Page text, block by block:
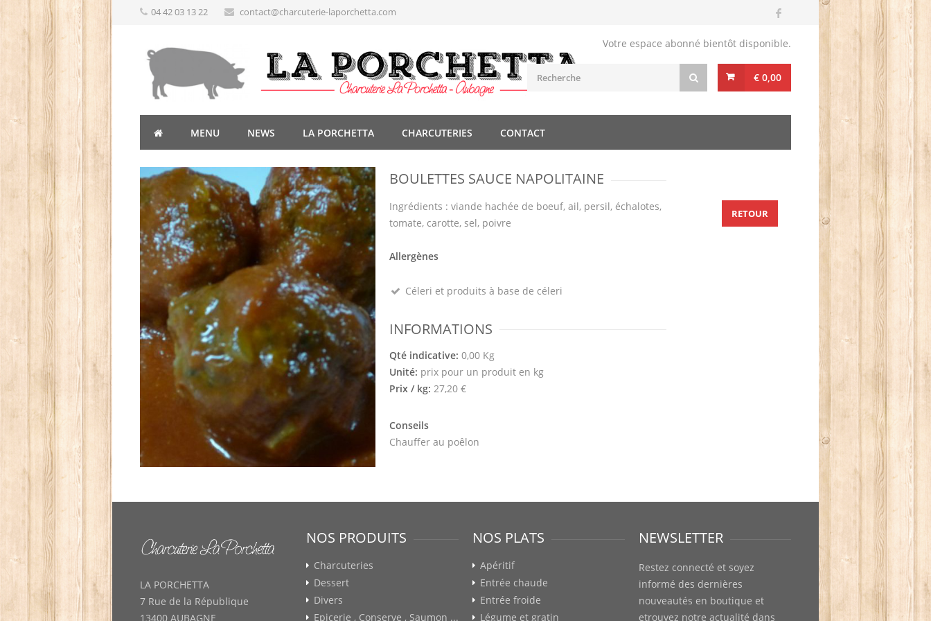
04 42 03 13 22 contact@charcuterie-laporchetta.com
Votre espace abonné bientôt disponible.
€ 0,00
MENU NEWS LA PORCHETTA CHARCUTERIES CONTACT
BOULETTES SAUCE NAPOLITAINE
Ingrédients : viande hachée de boeuf, ail, persil, échalotes,
tomate, carotte, sel, poivre
Allergènes
Céleri et produits à base de céleri
INFORMATIONS
Qté indicative: 0,00 Kg
Unité: prix pour un produit en kg
Prix / kg: 27,20 €
Conseils
Chauffer au poêlon
RETOUR
LA PORCHETTA
7 Rue de la République
13400 AUBAGNE
NOS PRODUITS
Charcuteries
Dessert
Divers
Epicerie , Conserve , Saumon ...
NOS PLATS
Apéritif
Entrée chaude
Entrée froide
Légume et gratin
NEWSLETTER
Restez connecté et soyez
informé des dernières
nouveautés en boutique et
etrouvez notre actualité dans